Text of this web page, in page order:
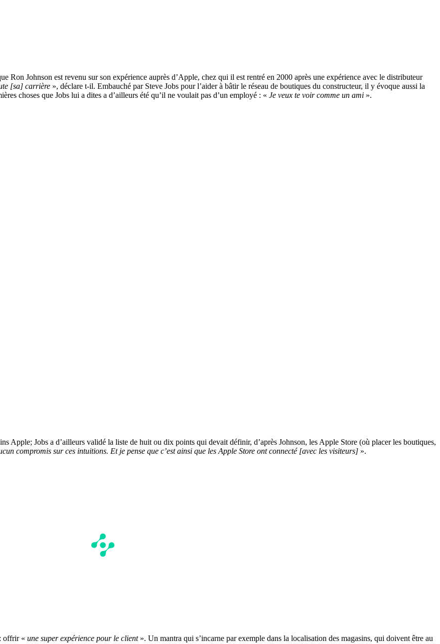
Ron Johnson est revenu sur son expérience auprès d’Apple, chez qui il est rentré en 2000 après une expérience avec le distributeur
[sa] carrière », déclare t-il. Embauché par Steve Jobs pour l’aider à bâtir le réseau de boutiques du constructeur, il y évoque aussi la
choses que Jobs lui a dites a d’ailleurs été qu’il ne voulait pas d’un employé : « Je veux te voir comme un ami ».
Apple; Jobs a d’ailleurs validé la liste de huit ou dix points qui devait définir, d’après Johnson, les Apple Store (où placer les boutiques,
compromis sur ces intuitions. Et je pense que c’est ainsi que les Apple Store ont connecté [avec les visiteurs] ».
offrir « une super expérience pour le client». Un mantra qui s’incarne par exemple dans la localisation des magasins, qui doivent être au